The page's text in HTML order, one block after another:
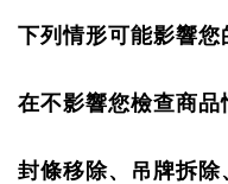
下列情形可能影響您
在不影響您檢查商品
封條移除、吊牌拆